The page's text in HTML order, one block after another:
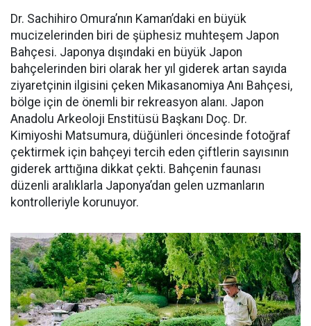
Dr. Sachihiro Omura’nın Kaman’daki en büyük
mucizelerinden biri de şüphesiz muhteşem Japon
Bahçesi. Japonya dışındaki en büyük Japon
bahçelerinden biri olarak her yıl giderek artan sayıda
ziyaretçinin ilgisini çeken Mikasanomiya Anı Bahçesi,
bölge için de önemli bir rekreasyon alanı. Japon
Anadolu Arkeoloji Enstitüsü Başkanı Doç. Dr.
Kimiyoshi Matsumura, düğünleri öncesinde fotoğraf
çektirmek için bahçeyi tercih eden çiftlerin sayısının
giderek arttığına dikkat çekti. Bahçenin faunası
düzenli aralıklarla Japonya’dan gelen uzmanların
kontrolleriyle korunuyor.